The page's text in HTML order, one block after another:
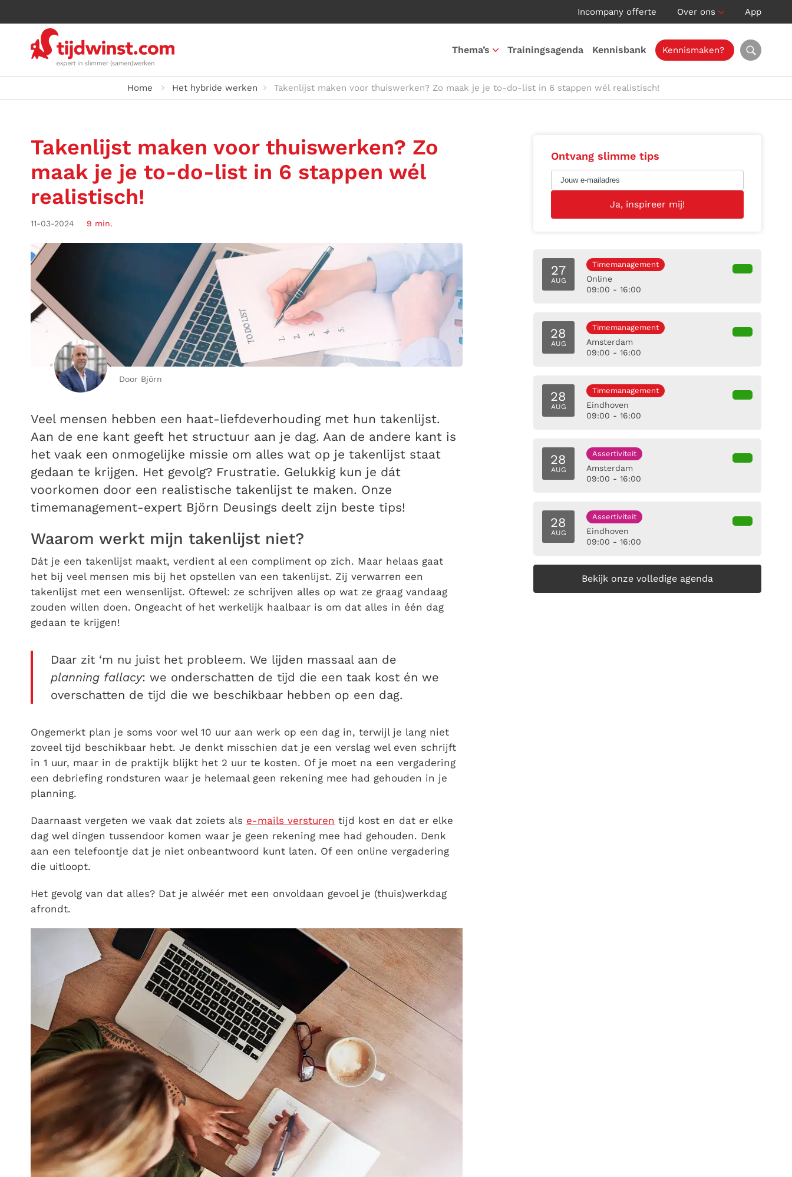
Incompany offerte Over ons App
Thema’s Trainingsagenda Kennisbank Kennismaken?
Home Het hybride werken Takenlijst maken voor thuiswerken? Zo maak je je to-do-list in 6 stappen wél realistisch!
Takenlijst maken voor thuiswerken? Zo
maak je je to-do-list in 6 stappen wél
realistisch!
11-03-2024 9 min.
Door Björn
Veel mensen hebben een haat-liefdeverhouding met hun takenlijst.
Aan de ene kant geeft het structuur aan je dag. Aan de andere kant is
het vaak een onmogelijke missie om alles wat op je takenlijst staat
gedaan te krijgen. Het gevolg? Frustratie. Gelukkig kun je dát
voorkomen door een realistische takenlijst te maken. Onze
timemanagement-expert Björn Deusings deelt zijn beste tips!
Waarom werkt mijn takenlijst niet?
Dát je een takenlijst maakt, verdient al een compliment op zich. Maar helaas gaat
het bij veel mensen mis bij het opstellen van een takenlijst. Zij verwarren een
takenlijst met een wensenlijst. Oftewel: ze schrijven alles op wat ze graag vandaag
zouden willen doen. Ongeacht of het werkelijk haalbaar is om dat alles in één dag
gedaan te krijgen!
Daar zit ‘m nu juist het probleem. We lijden massaal aan de
planning fallacy: we onderschatten de tijd die een taak kost én we
overschatten de tijd die we beschikbaar hebben op een dag.
Ongemerkt plan je soms voor wel 10 uur aan werk op een dag in, terwijl je lang niet
zoveel tijd beschikbaar hebt. Je denkt misschien dat je een verslag wel even schrijft
in 1 uur, maar in de praktijk blijkt het 2 uur te kosten. Of je moet na een vergadering
een debriefing rondsturen waar je helemaal geen rekening mee had gehouden in je
planning.
Daarnaast vergeten we vaak dat zoiets als e-mails versturen tijd kost en dat er elke
dag wel dingen tussendoor komen waar je geen rekening mee had gehouden. Denk
aan een telefoontje dat je niet onbeantwoord kunt laten. Of een online vergadering
die uitloopt.
Het gevolg van dat alles? Dat je alwéér met een onvoldaan gevoel je (thuis)werkdag
afrondt.
Ontvang slimme tips
27
AUG
Timemanagement
Online
09:00 - 16:00
28
AUG
Timemanagement
Amsterdam
09:00 - 16:00
28
AUG
Timemanagement
Eindhoven
09:00 - 16:00
28
AUG
Assertiviteit
Amsterdam
09:00 - 16:00
28
AUG
Assertiviteit
Eindhoven
09:00 - 16:00
Bekijk onze volledige agenda